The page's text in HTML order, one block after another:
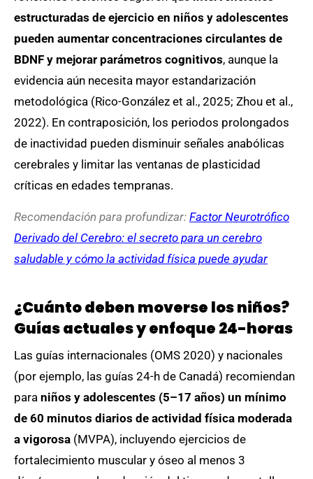
estructuradas de ejercicio en niños y adolescentes
pueden aumentar concentraciones circulantes de
BDNF y mejorar parámetros cognitivos, aunque la
evidencia aún necesita mayor estandarización
metodológica (Rico-González et al., 2025; Zhou et al.,
2022). En contraposición, los periodos prolongados
de inactividad pueden disminuir señales anabólicas
cerebrales y limitar las ventanas de plasticidad
críticas en edades tempranas.
Recomendación para profundizar: Factor Neurotrófico
Derivado del Cerebro: el secreto para un cerebro
saludable y cómo la actividad física puede ayudar
¿Cuánto deben moverse los niños?
Guías actuales y enfoque 24-horas
Las guías internacionales (OMS 2020) y nacionales
(por ejemplo, las guías 24-h de Canadá) recomiendan
para niños y adolescentes (5–17 años) un mínimo
de 60 minutos diarios de actividad física moderada
a vigorosa (MVPA), incluyendo ejercicios de
fortalecimiento muscular y óseo al menos 3